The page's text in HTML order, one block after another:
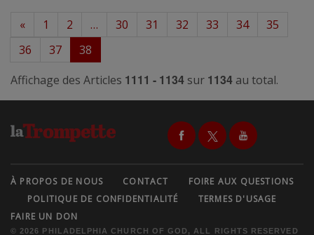
« 1 2 … 30 31 32 33 34
35
36
37
38
Affichage des Articles 1111 - 1134 sur 1134 au total.
À PROPOS DE NOUS CONTACT
FOIRE AUX QUESTIONS
POLITIQUE DE CONFIDENTIALITÉ
TERMES D'USAGE
FAIRE UN DON
© 2026 PHILADELPHIA CHURCH OF GOD, ALL RIGHTS RESERVED